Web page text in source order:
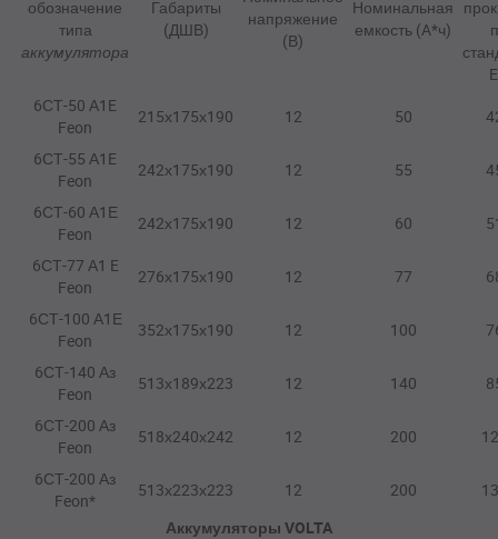
обозначение
типа
аккумулятора
Габариты
(ДШВ)
напряжение
(В)
Номинальная
емкость (A*ч)
6СТ-50 А1E
Feon
215х175х190 12 50
6СТ-55 А1E
Feon
242х175х190 12 55
6СТ-60 А1Е
Feon
242х175х190 12 60
6СТ-77 А1 E
Feon
276х175х190 12 77
6СТ-100 А1Е
Feon
352х175х190 12 100
6СТ-140 Аз
Feon
513х189х223 12 140
6СТ-200 Аз
Feon
518х240х242 12 200
6СТ-200 Аз
Feon*
513х223х223 12 200
Аккумуляторы VOLTA